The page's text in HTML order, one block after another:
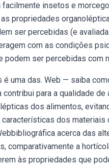
insetos e
propriedades
ser percebidas (e
com as condições
podem ser percebidas
uma das. Web — saiba
contribui para a qualidade
dos alimentos,
dos
acerca das
comparativamente a
às propriedades que